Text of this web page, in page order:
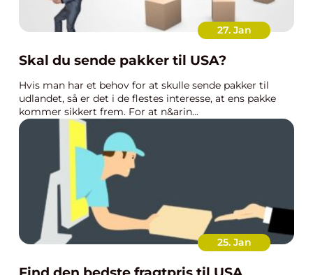
27. Jan
Skal du sende pakker til USA?
Hvis man har et behov for at skulle sende pakker til
udlandet, så er det i de flestes interesse, at ens pakke
kommer sikkert frem. For at n&arin...
25. Jan